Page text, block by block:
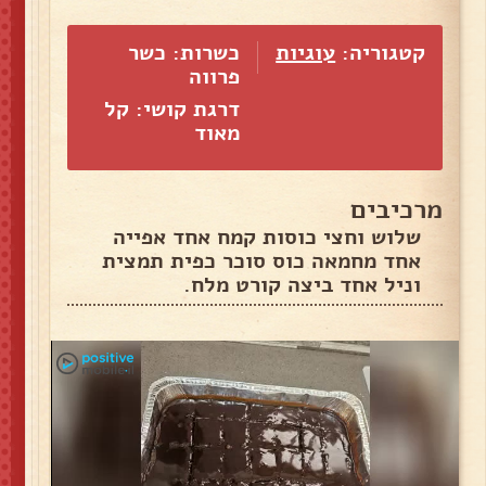
קטגוריה: עוגיות
כשרות: כשר
פרווה
דרגת קושי: קל
מאוד
מרכיבים
שלוש וחצי כוסות קמח אחד אפייה
אחד מחמאה כוס סוכר כפית תמצית
וניל אחד ביצה קורט מלח.